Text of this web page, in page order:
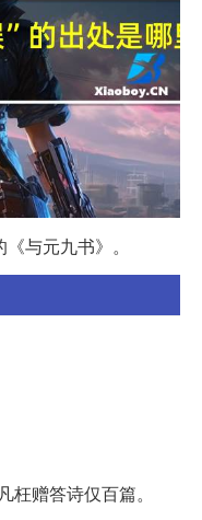
与元九书》。
赠答诗仅百篇。